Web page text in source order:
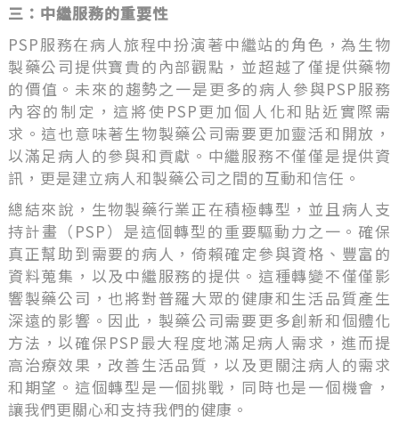
三：中繼服務的重要性
PSP服務在病人旅程中扮演著中繼站的角色，為生物
製藥公司提供寶貴的內部觀點，並超越了僅提供藥物
的價值。未來的趨勢之一是更多的病人參與PSP服務
內容的制定，這將使PSP更加個人化和貼近實際需
求。這也意味著生物製藥公司需要更加靈活和開放，
以滿足病人的參與和貢獻。中繼服務不僅僅是提供資
訊，更是建立病人和製藥公司之間的互動和信任。
總結來說，生物製藥行業正在積極轉型，並且病人支
持計畫（PSP）是這個轉型的重要驅動力之一。確保
真正幫助到需要的病人，倚賴確定參與資格、豐富的
資料蒐集，以及中繼服務的提供。這種轉變不僅僅影
響製藥公司，也將對普羅大眾的健康和生活品質產生
深遠的影響。因此，製藥公司需要更多創新和個體化
方法，以確保PSP最大程度地滿足病人需求，進而提
高治療效果，改善生活品質，以及更關注病人的需求
和期望。這個轉型是一個挑戰，同時也是一個機會，
讓我們更關心和支持我們的健康。